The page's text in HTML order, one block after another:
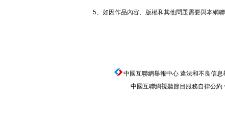
5、如因作品內容、版權和其他問題需要與本網
中國互聯網舉報中心違法和不良信息
中國互聯網視聽節目服務自律公約